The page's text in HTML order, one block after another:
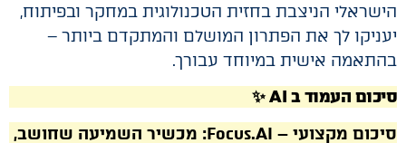
הישראלי הניצבת בחזית הטכנולוגית במחקר ובפיתוח,
יעניקו לך את הפתרון המושלם והמתקדם ביותר –
בהתאמה אישית במיוחד עבורך.
סיכום העמוד ב AI ✨
סיכום מקצועי – Focus.AI: מכשיר השמיעה שחושב,